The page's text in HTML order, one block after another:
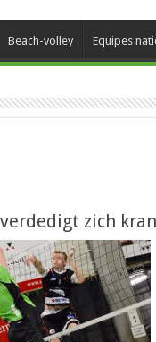
Beach-volley Equipes
zich